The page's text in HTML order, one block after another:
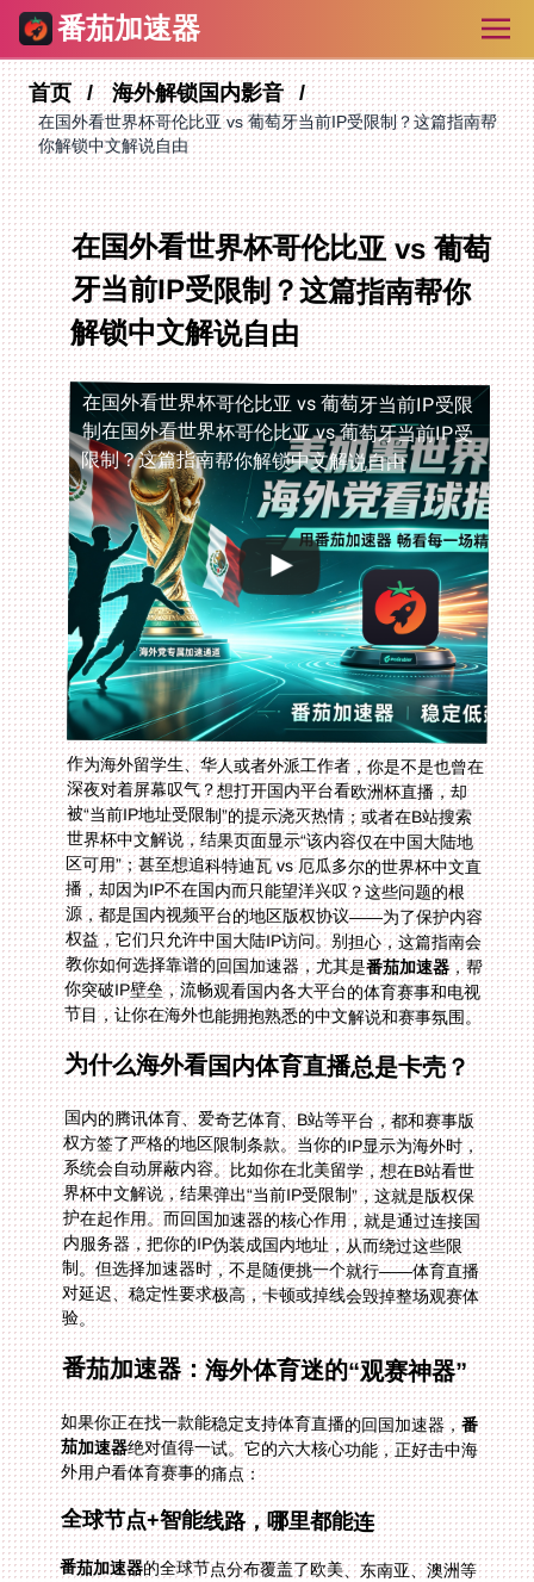
番茄加速器
首页 海外解锁国内影音
在国外看世界杯哥伦比亚 vs 葡萄牙当前IP受限制？这篇指南帮
你解锁中文解说自由
在国外看世界杯哥伦比亚 vs 葡萄
牙当前IP受限制？这篇指南帮你
解锁中文解说自由
在国外看世界杯哥伦比亚 vs 葡萄牙当前IP受限
制在国外看世界杯哥伦比亚 vs 葡萄牙当前IP受
限制？这篇指南帮你解锁中文解说自由
作为海外留学生、华人或者外派工作者，你是不是也曾在
深夜对着屏幕叹气？想打开国内平台看欧洲杯直播，却
被“当前IP地址受限制”的提示浇灭热情；或者在B站搜索
世界杯中文解说，结果页面显示“该内容仅在中国大陆地
区可用”；甚至想追科特迪瓦 vs 厄瓜多尔的世界杯中文直
播，却因为IP不在国内而只能望洋兴叹？这些问题的根
源，都是国内视频平台的地区版权协议——为了保护内容
权益，它们只允许中国大陆IP访问。别担心，这篇指南会
教你如何选择靠谱的回国加速器，尤其是番茄加速器，帮
你突破IP壁垒，流畅观看国内各大平台的体育赛事和电视
节目，让你在海外也能拥抱熟悉的中文解说和赛事氛围。
为什么海外看国内体育直播总是卡壳？
国内的腾讯体育、爱奇艺体育、B站等平台，都和赛事版
权方签了严格的地区限制条款。当你的IP显示为海外时，
系统会自动屏蔽内容。比如你在北美留学，想在B站看世
界杯中文解说，结果弹出“当前IP受限制”，这就是版权保
护在起作用。而回国加速器的核心作用，就是通过连接国
内服务器，把你的IP伪装成国内地址，从而绕过这些限
制。但选择加速器时，不是随便挑一个就行——体育直播
对延迟、稳定性要求极高，卡顿或掉线会毁掉整场观赛体
验。
番茄加速器：海外体育迷的“观赛神器”
如果你正在找一款能稳定支持体育直播的回国加速器，番
茄加速器绝对值得一试。它的六大核心功能，正好击中海
外用户看体育赛事的痛点：
全球节点+智能线路，哪里都能连
番茄加速器的全球节点分布覆盖了欧美、东南亚、澳洲等
主要海外地区。不管你在伦敦、纽约还是悉尼，它的智能
推荐系统都会自动分析你的网络环境，匹配延迟最低、最
稳定的线路。比如你在欧洲看哥伦比亚 vs 葡萄牙的世界
杯直播，番茄会优先选择欧洲到国内的专线，确保画面流